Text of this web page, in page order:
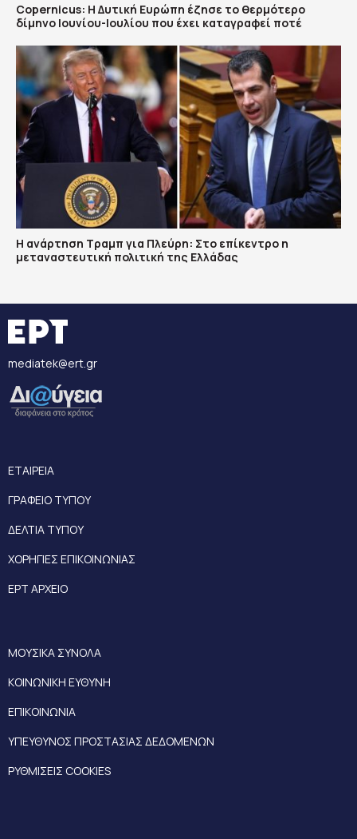
Copernicus: H Δυτική Ευρώπη έζησε το θερμότερο
δίμηνο Ιουνίου-Ιουλίου που έχει καταγραφεί ποτέ
Η ανάρτηση Τραμπ για Πλεύρη: Στο επίκεντρο η
μεταναστευτική πολιτική της Ελλάδας
mediatek@ert.gr
ΕΤΑΙΡΕΙΑ
ΓΡΑΦΕΙΟ ΤΥΠΟΥ
ΔΕΛΤΙΑ ΤΥΠΟΥ
ΧΟΡΗΓΙΕΣ ΕΠΙΚΟΙΝΩΝΙΑΣ
ΕΡΤ ΑΡΧΕΙΟ
ΜΟΥΣΙΚΑ ΣΥΝΟΛΑ
ΚΟΙΝΩΝΙΚΗ ΕΥΘΥΝΗ
ΕΠΙΚΟΙΝΩΝΙΑ
ΥΠΕΥΘΥΝΟΣ ΠΡΟΣΤΑΣΙΑΣ ΔΕΔΟΜΕΝΩΝ
ΡΥΘΜΙΣΕΙΣ COOKIES